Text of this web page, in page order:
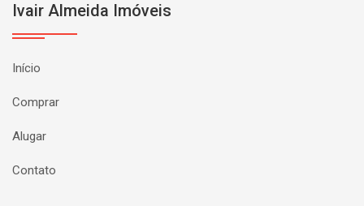
Ivair Almeida Imóveis
Início
Comprar
Alugar
Contato